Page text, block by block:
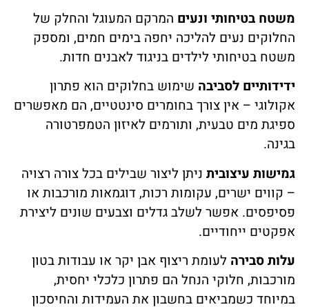
משטח בטיחותי ונעים המרקם המעוגל והחלק של
החלוקים נעים להליכה יחפה בימים חמים, ומספק
משטח בטיחותי לילדים בניגוד לאבנים חדות.
ידידותיים לסביבה שימוש בחלוקים הוא פתרון
אקולוגי – אין צורך בחומרים סינטטיים, הם מאפשרים
ספיגת מים טבעית, ותורמים לאיזון הטמפרטורה
בגינה.
גמישות עיצובית ניתן ליצור שבילים בכל צורה רצויה
– קווים ישרים, עקומות רכות, דוגמאות מורכבות או
פסיפסים. אפשר לשלב גדלים וצבעים שונים ליצירת
אפקטים ייחודיים.
עלות סבירה לעומת ריצוף אבן יקר או עבודות בטון
מורכבות, חלוקי הנחל הם פתרון כלכלי יחסית,
במיוחד כשמביאים בחשבון את העמידות והחיסכון